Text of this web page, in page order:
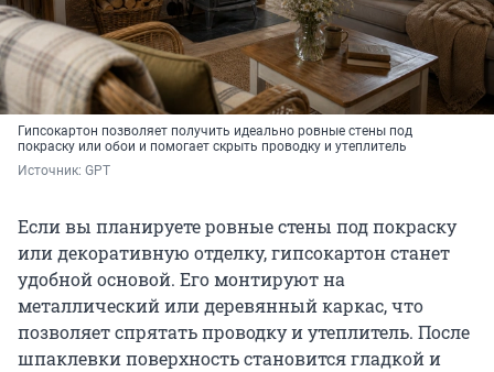
Гипсокартон позволяет получить идеально ровные стены под
покраску или обои и помогает скрыть проводку и утеплитель
Источник: GPT
Если вы планируете ровные стены под покраску
или декоративную отделку, гипсокартон станет
удобной основой. Его монтируют на
металлический или деревянный каркас, что
позволяет спрятать проводку и утеплитель. После
шпаклевки поверхность становится гладкой и